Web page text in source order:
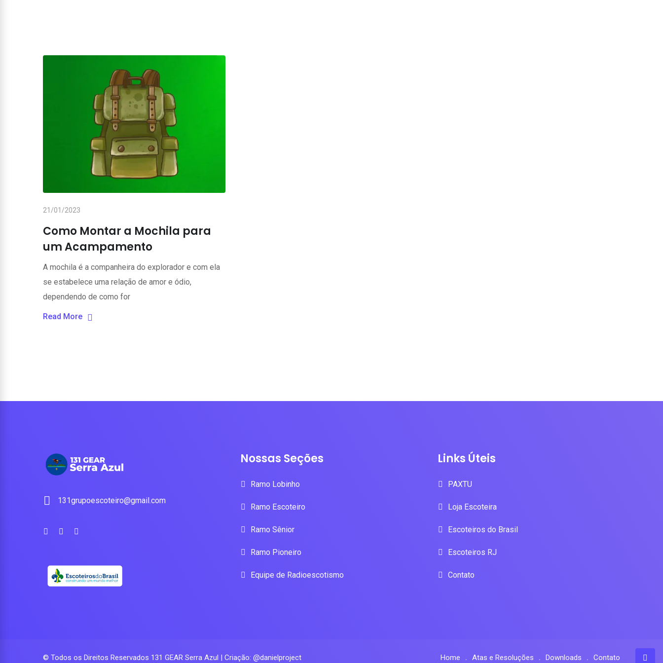
21/01/2023
Como Montar a Mochila para
um Acampamento
A mochila é a companheira do explorador e com ela
se estabelece uma relação de amor e ódio,
dependendo de como for
Read More
131grupoescoteiro@gmail.com
Nossas Seções
Ramo Lobinho
Ramo Escoteiro
Ramo Sênior
Ramo Pioneiro
Equipe de Radioescotismo
Links Úteis
PAXTU
Loja Escoteira
Escoteiros do Brasil
Escoteiros RJ
Contato
© Todos os Direitos Reservados 131 GEAR Serra Azul | Criação: @danielproject Home Atas e Resoluções Downloads Contato